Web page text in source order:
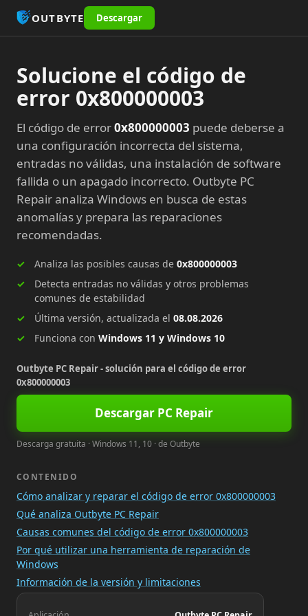
OUTBYTE Descargar
Solucione el código de
error 0x800000003
El código de error0x800000003 puede deberse a
una configuración incorrecta del sistema,
entradas no válidas, una instalación de software
fallida o un apagado incorrecto. Outbyte PC
Repair analiza Windows en busca de estas
anomalías y prepara las reparaciones
recomendadas.
Analiza las posibles causas de 0x800000003
Detecta entradas no válidas y otros problemas
comunes de estabilidad
Última versión, actualizada el 08.08.2026
Funciona con Windows 11 y Windows 10
Outbyte PC Repair - solución para el código de error
0x800000003
Descargar PC Repair
Descarga gratuita · Windows 11, 10 · de Outbyte
CONTENIDO
Cómo analizar y reparar el código de error 0x800000003
Qué analiza Outbyte PC Repair
Causas comunes del código de error 0x800000003
Por qué utilizar una herramienta de reparación de
Windows
Información de la versión y limitaciones